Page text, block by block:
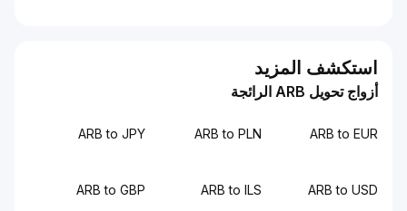
استكشف المزيد
أزواج تحويل ARB الرائجة
ARB to EUR
ARB to PLN
ARB to JPY
ARB to USD
ARB to ILS
ARB to GBP